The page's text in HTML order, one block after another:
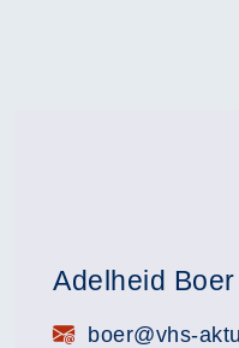
Adelheid Boer
E-Mail:boer@vhs-